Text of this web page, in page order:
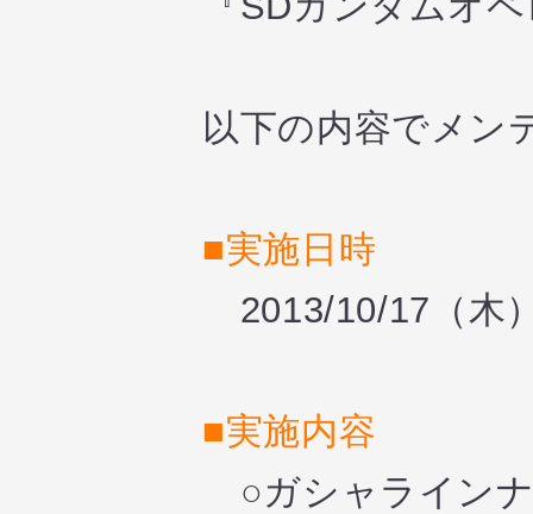
以下の内容でメン
■実施日時
2013/10/17（木
■実施内容
○ガシャライン